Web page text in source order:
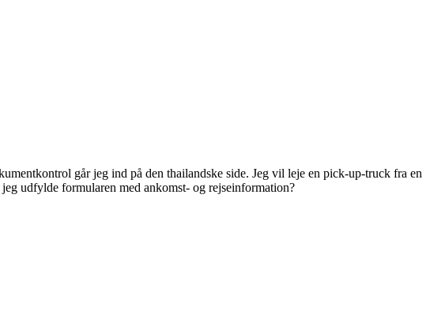
går jeg ind på den thailandske side. Jeg vil leje en pick-up-truck fra en
udfylde formularen med ankomst- og rejseinformation?